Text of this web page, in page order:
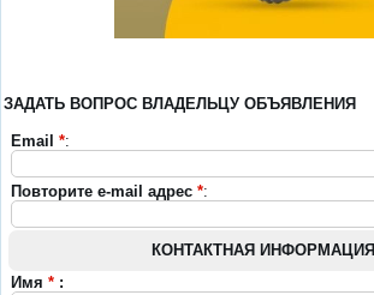
ЗАДАТЬ ВОПРОС ВЛАДЕЛЬЦУ ОБЪЯВЛЕНИЯ
Email *:
Повторите e-mail адрес *:
КОНТАКТНАЯ ИНФОРМАЦИЯ
Имя * :